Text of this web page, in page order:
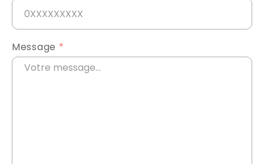
Message *